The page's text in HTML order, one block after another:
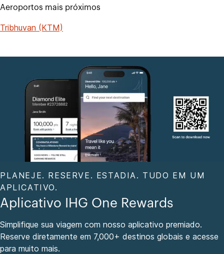
Aeroportos mais próximos
Tribhuvan (KTM)
PLANEJE. RESERVE. ESTADIA. TUDO EM UM
APLICATIVO.
Aplicativo IHG One Rewards
Simplifique sua viagem com nosso aplicativo premiado.
Reserve diretamente em 7,000+ destinos globais e acesse
para muito mais.